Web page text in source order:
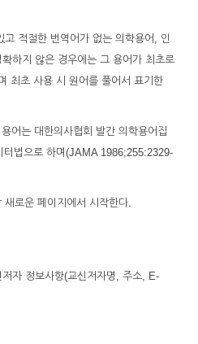
적절한 번역어가 없는 의학용어, 인
하지 않은 경우에는 그 용어가 최초로
최초 사용 시 원어를 풀어서 표기한
어는 대한의사협회 발간 의학용어집
법으로 하며(JAMA 1986;255:2329-
로운 페이지에서 시작한다.
자 정보사항(교신저자명, 주소, E-